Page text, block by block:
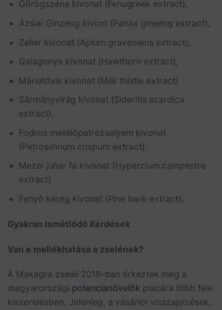
Görögszéna kivonat (Fenugreek extract),
Ázsiai Ginzeng kivont (Panax ginseng extract),
Zeller kivonat (Apium graveolens extract),
Galagonya kivonat (Hawthorn extract),
Máriatövis kivonat (Milk thistle extract)
Sármányvirág kivonat (Sideritis scardica
extract),
Fodros metélőpetrezselyem kivonat
(Petroselinum crispum extract),
Mezei juhar fa kivonat (Hypercium campestre
extract)
Fenyő kéreg kivonat (Pine bark extract).
Gyakran Ismétlődő Kérdések
Van e mellékhatása a zselének?
A Makagra zseléi 2018-ban érkeztek meg a
magyarországi potencianövelők piacára több féle
kiszerelésben. Jelenleg, a vásárlói visszajelzések,